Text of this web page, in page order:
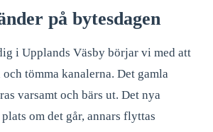
på bytesdagen
i Upplands Väsby börjar vi med att
tömma kanalerna. Det gamla
varsamt och bärs ut. Det nya
om det går, annars flyttas